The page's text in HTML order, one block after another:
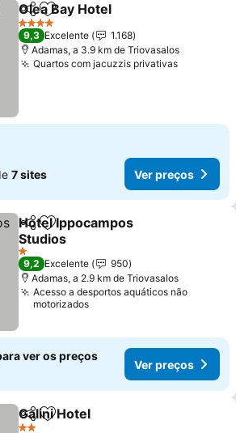
PartilharAdicionar aos favoritos
Olea Bay Hotel
4 Estrelas
9,3 Excelente
1.168
Adamas, a 3.9 km de Triovasalos
Quartos com jacuzzis privativas
7 sites Ver preços
PartilharAdicionar aos favoritos
Hotel Ippocampos
Studios
1 Estrelas
9,2 Excelente
950
Adamas, a 2.9 km de Triovasalos
Acesso a desportos aquáticos não
motorizados
ver os preços
Ver preços
PartilharAdicionar aos favoritos
Galini Hotel